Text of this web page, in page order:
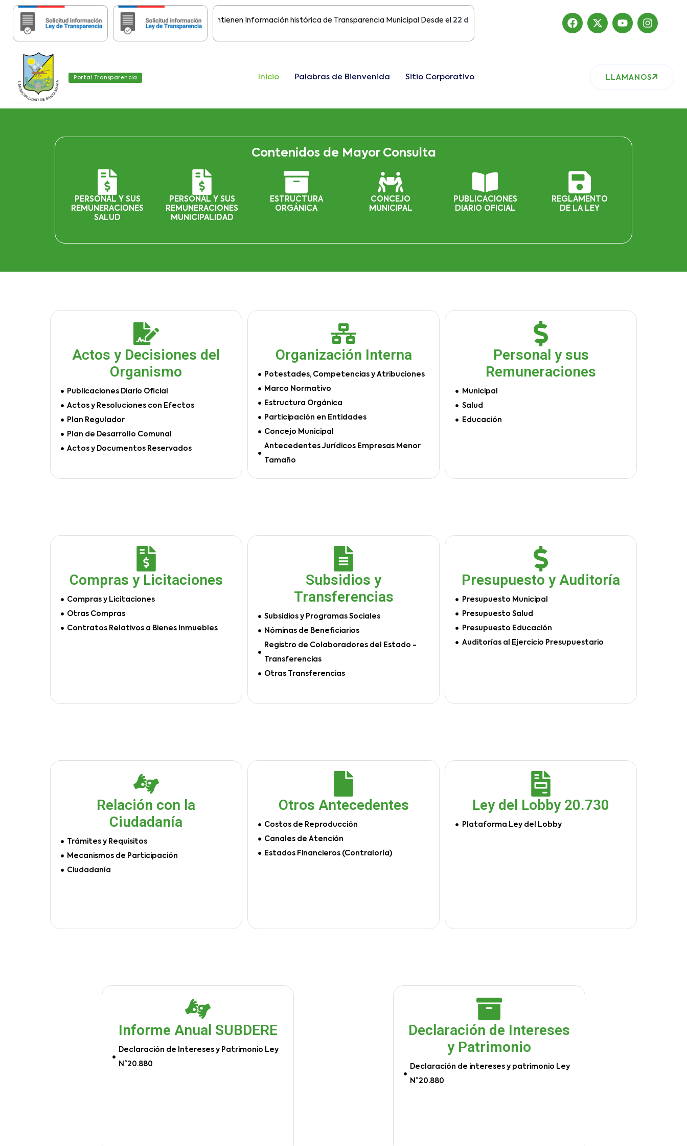
Importante:Estas páginas contienen Información histórica de Transparencia Municipal Desde el22 de Agosto del 2019 , nuestro sitio ha migrado
Portal Transparencia Inicio Palabras de Bienvenida Sitio Corporativo LLAMANOS
Contenidos de Mayor Consulta
PERSONAL Y SUS
REMUNERACIONES
SALUD
PERSONAL Y SUS
REMUNERACIONES
MUNICIPALIDAD
ESTRUCTURA
ORGÁNICA
CONCEJO
MUNICIPAL
PUBLICACIONES
DIARIO OFICIAL
REGLAMENTO
DE LA LEY
Actos y Decisiones del
Organismo
Publicaciones Diario Oficial
Actos y Resoluciones con Efectos
Plan Regulador
Plan de Desarrollo Comunal
Actos y Documentos Reservados
Organización Interna
Potestades, Competencias y Atribuciones
Marco Normativo
Estructura Orgánica
Participación en Entidades
Concejo Municipal
Antecedentes Jurídicos Empresas Menor
Tamaño
Personal y sus
Remuneraciones
Municipal
Salud
Educación
Compras y Licitaciones
Compras y Licitaciones
Otras Compras
Contratos Relativos a Bienes Inmuebles
Subsidios y
Transferencias
Subsidios y Programas Sociales
Nóminas de Beneficiarios
Registro de Colaboradores del Estado -
Transferencias
Otras Transferencias
Presupuesto y Auditoría
Presupuesto Municipal
Presupuesto Salud
Presupuesto Educación
Auditorías al Ejercicio Presupuestario
Relación con la
Ciudadanía
Trámites y Requisitos
Mecanismos de Participación
Ciudadanía
Otros Antecedentes
Costos de Reproducción
Canales de Atención
Estados Financieros (Contraloría)
Ley del Lobby 20.730
Plataforma Ley del Lobby
Informe Anual SUBDERE
Declaración de Intereses y Patrimonio Ley
N°20.880
Declaración de Intereses
y Patrimonio
Declaración de intereses y patrimonio Ley
N°20.880